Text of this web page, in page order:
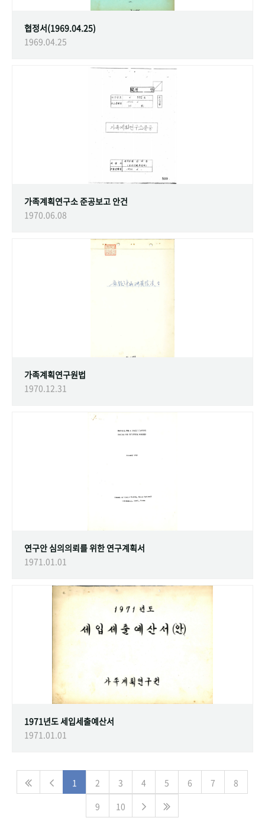
협정서(1969.04.25)
1969.04.25
가족계획연구소 준공보고 안건
1970.06.08
가족계획연구원법
1970.12.31
연구안 심의의뢰를 위한 연구계획서
1971.01.01
1971년도 세입세출예산서
1971.01.01
1 2 3 4 5 6 7
8
9
10